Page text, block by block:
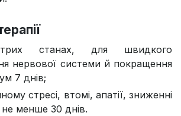
станах, для швидкого
нервової системи й покращення
7 днів;
стресі, втомі, апатії, зниженні
не менше 30 днів.